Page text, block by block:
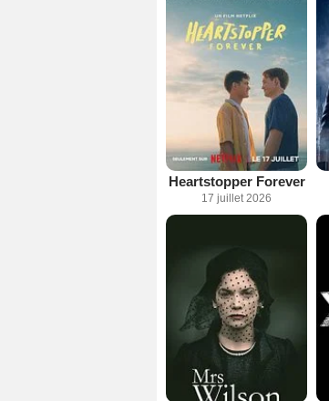
Heartstopper Forever
17 juillet 2026